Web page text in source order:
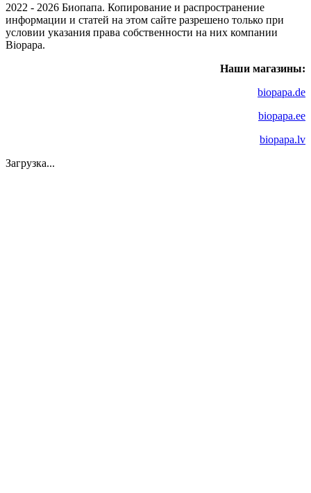
2022 - 2026 Биопапа. Копирование и распространение
информации и статей на этом сайте разрешено только при
условии указания права собственности на них компании
Biopapa.
Наши магазины:
biopapa.de
biopapa.ee
biopapa.lv
Загрузка...